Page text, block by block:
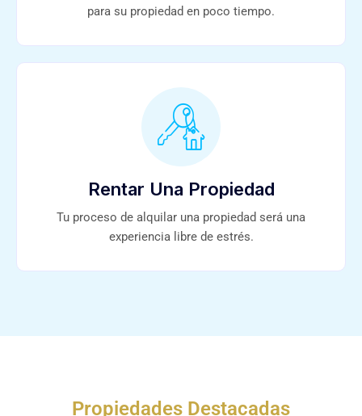
para su propiedad en poco tiempo.
Rentar Una Propiedad
Tu proceso de alquilar una propiedad será una
experiencia libre de estrés.
Propiedades Destacadas